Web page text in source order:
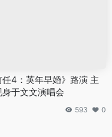
任4：英年早婚》路演 主
身于文文演唱会
593 0